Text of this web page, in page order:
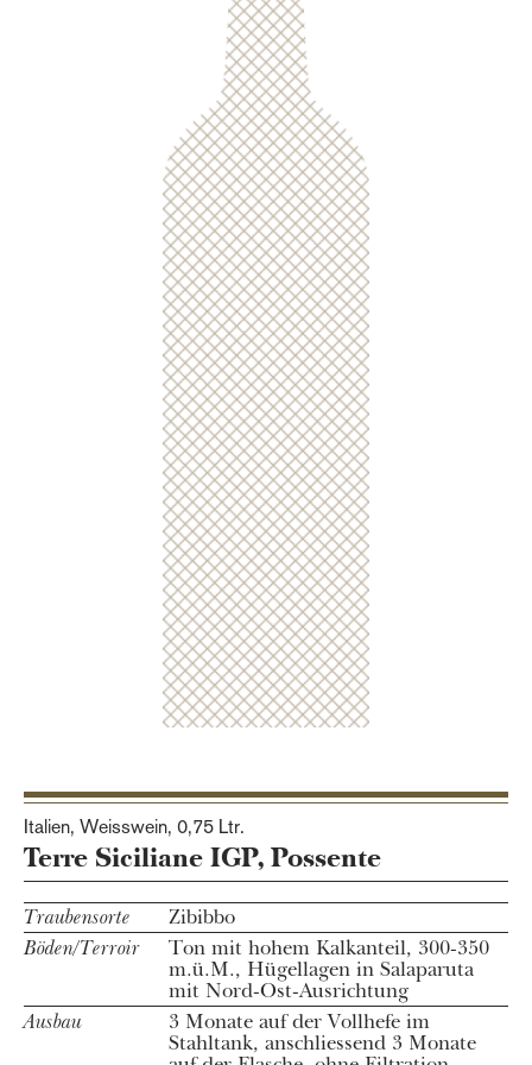
Italien, Weisswein, 0,75 Ltr.
Terre Siciliane IGP, Possente
Traubensorte
Zibibbo
Böden/Terroir
Ton mit hohem Kalkanteil, 300-350
m.ü.M., Hügellagen in Salaparuta
mit Nord-Ost-Ausrichtung
Ausbau
3 Monate auf der Vollhefe im
Stahltank, anschliessend 3 Monate